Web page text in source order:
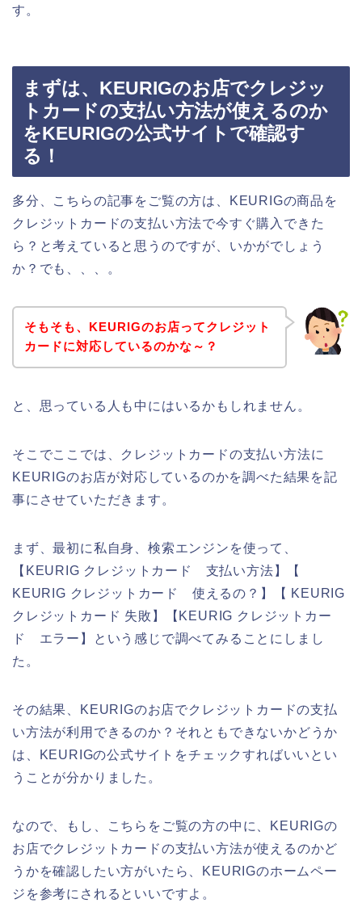
す。
まずは、KEURIGのお店でクレジッ
トカードの支払い方法が使えるのか
をKEURIGの公式サイトで確認す
る！
多分、こちらの記事をご覧の方は、KEURIGの商品を
クレジットカードの支払い方法で今すぐ購入できた
ら？と考えていると思うのですが、いかがでしょう
か？でも、、、。
そもそも、KEURIGのお店ってクレジット
カードに対応しているのかな～？
と、思っている人も中にはいるかもしれません。
そこでここでは、クレジットカードの支払い方法に
KEURIGのお店が対応しているのかを調べた結果を記
事にさせていただきます。
まず、最初に私自身、検索エンジンを使って、
【KEURIG クレジットカード 支払い方法】【
KEURIG クレジットカード 使えるの？】【 KEURIG
クレジットカード 失敗】【KEURIG クレジットカー
ド エラー】という感じで調べてみることにしまし
た。
その結果、KEURIGのお店でクレジットカードの支払
い方法が利用できるのか？それともできないかどうか
は、KEURIGの公式サイトをチェックすればいいとい
うことが分かりました。
なので、もし、こちらをご覧の方の中に、KEURIGの
お店でクレジットカードの支払い方法が使えるのかど
うかを確認したい方がいたら、KEURIGのホームペー
ジを参考にされるといいですよ。